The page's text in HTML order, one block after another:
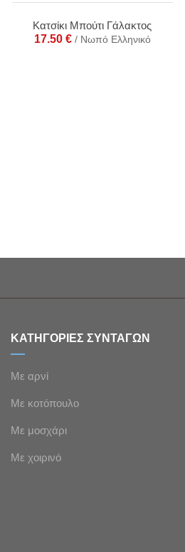
Κατσίκι Μπούτι Γάλακτος
17.50 € / Νωπό Ελληνικό
ΚΑΤΗΓΟΡΙΕΣ ΣΥΝΤΑΓΩΝ
Με αρνί
Με κοτόπουλο
Με μοσχάρι
Με χοιρινό